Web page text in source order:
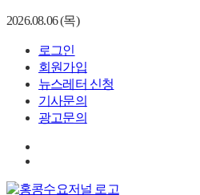
2026.08.06 (목)
로그인
회원가입
뉴스레터 신청
기사문의
광고문의